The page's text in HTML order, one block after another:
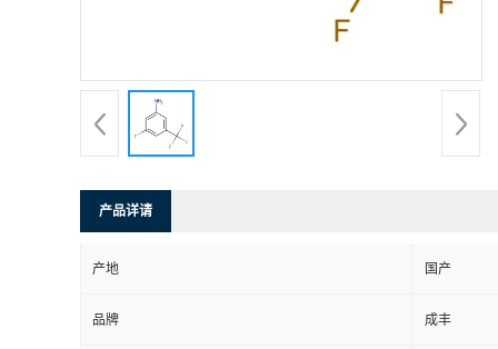
产品详请
产地 国产
品牌 成丰